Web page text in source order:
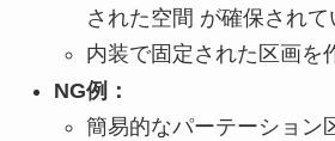
された空間 が確保されて
内装で固定された区画を
NG例：
簡易的なパーテーション